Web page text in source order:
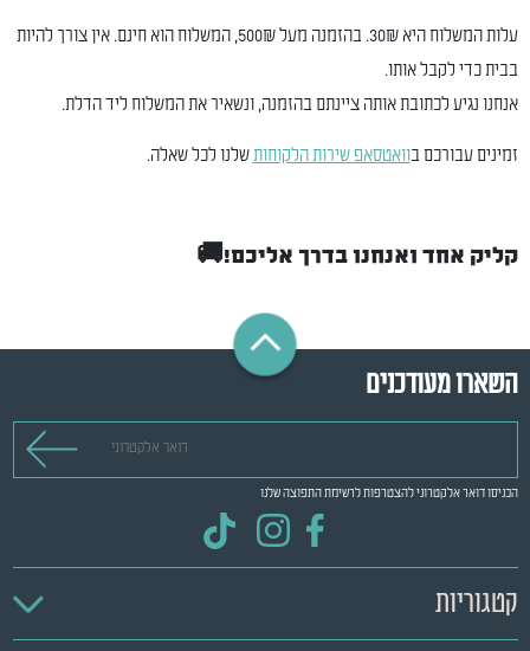
עלות המשלוח היא 30₪. בהזמנה מעל 500₪, המשלוח הוא חינם. אין צורך להיות
בבית כדי לקבל אותו.
אנחנו נגיע לכתובת אותה ציינתם בהזמנה, ונשאיר את המשלוח ליד הדלת.
זמינים עבורכם בוואטסאפ שירות הלקוחותשלנו לכל שאלה.
קליק אחד ואנחנו בדרך אליכם!🚚
השארו מעודכנים
הכניסו דואר אלקטרוני להצטרפות לרשימת התפוצה שלנו
קטגוריות